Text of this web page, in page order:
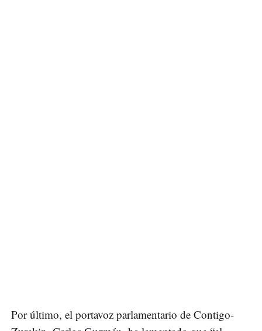
Por último, el portavoz parlamentario de Contigo-